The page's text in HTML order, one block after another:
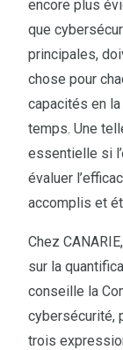
encore plus
que
principales,
chose pour
capacités en
temps. Une
essentielle si
évaluer
accomplis et
Chez
sur la
conseille la
cybersécurité,
trois